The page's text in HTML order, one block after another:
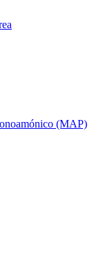
(MAP)